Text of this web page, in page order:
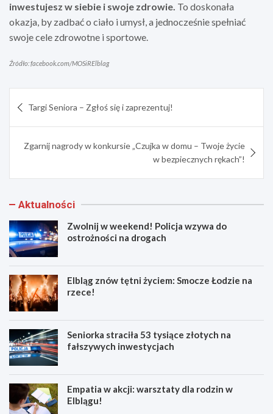
inwestujesz w siebie i swoje zdrowie. To doskonała
okazja, by zadbać o ciało i umysł, a jednocześnie spełniać
swoje cele zdrowotne i sportowe.
Źródło: facebook.com/MOSiRElblag
wpisu
Targi Seniora – Zgłoś się i zaprezentuj!
Zgarnij nagrody w konkursie „Czujka w domu – Twoje życie
w bezpiecznych rękach”!
Aktualności
Zwolnij w weekend! Policja wzywa do
ostrożności na drogach
Elbląg znów tętni życiem: Smocze Łodzie na
rzece!
Seniorka straciła 53 tysiące złotych na
fałszywych inwestycjach
Empatia w akcji: warsztaty dla rodzin w
Elblągu!